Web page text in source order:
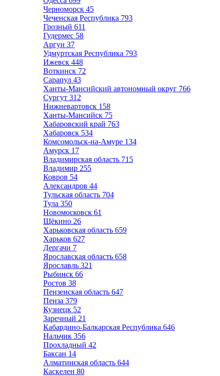
Черноморск 45
Чеченская Республика 793
Грозный 611
Гудермес 58
Аргун 37
Удмуртская Республика 793
Ижевск 448
Воткинск 72
Сарапул 43
Ханты-Мансийский автономный округ 766
Сургут 312
Нижневартовск 158
Ханты-Мансийск 75
Хабаровский край 763
Хабаровск 534
Комсомольск-на-Амуре 134
Амурск 17
Владимирская область 715
Владимир 255
Ковров 54
Александров 44
Тульская область 704
Тула 350
Новомосковск 61
Щёкино 26
Харьковская область 659
Харьков 627
Дергачи 7
Ярославская область 658
Ярославль 321
Рыбинск 66
Ростов 38
Пензенская область 647
Пенза 379
Кузнецк 52
Заречный 21
Кабардино-Балкарская Республика 646
Нальчик 356
Прохладный 42
Баксан 14
Алматинская область 644
Каскелен 80